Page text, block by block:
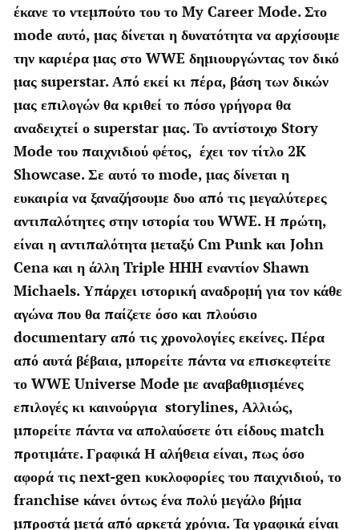
έκανε το ντεμπούτο του το My Career Mode. Στο
mode αυτό, μας δίνεται η δυνατότητα να αρχίσουμε
την καριέρα μας στο WWE δημιουργώντας τον δικό
μας superstar. Από εκεί κι πέρα, βάση των δικών
μας επιλογών θα κριθεί το πόσο γρήγορα θα
αναδειχτεί ο superstar μας. Το αντίστοιχο Story
Mode του παιχνιδιού φέτος, έχει τον τίτλο 2K
Showcase. Σε αυτό το mode, μας δίνεται η
ευκαιρία να ξαναζήσουμε δυο από τις μεγαλύτερες
αντιπαλότητες στην ιστορία του WWE. Η πρώτη,
είναι η αντιπαλότητα μεταξύ Cm Punk και John
Cena και η άλλη Triple HHH εναντίον Shawn
Michaels. Υπάρχει ιστορική αναδρομή για τον κάθε
αγώνα που θα παίζετε όσο και πλούσιο
documentary από τις χρονολογίες εκείνες. Πέρα
από αυτά βέβαια, μπορείτε πάντα να επισκεφτείτε
το WWE Universe Mode με αναβαθμισμένες
επιλογές κι καινούργια storylines, Αλλιώς,
μπορείτε πάντα να απολαύσετε ότι είδους match
προτιμάτε. Γραφικά Η αλήθεια είναι, πως όσο
αφορά τις next-gen κυκλοφορίες του παιχνιδιού, το
franchise κάνει όντως ένα πολύ μεγάλο βήμα
μπροστά μετά από αρκετά χρόνια. Τα γραφικά είναι